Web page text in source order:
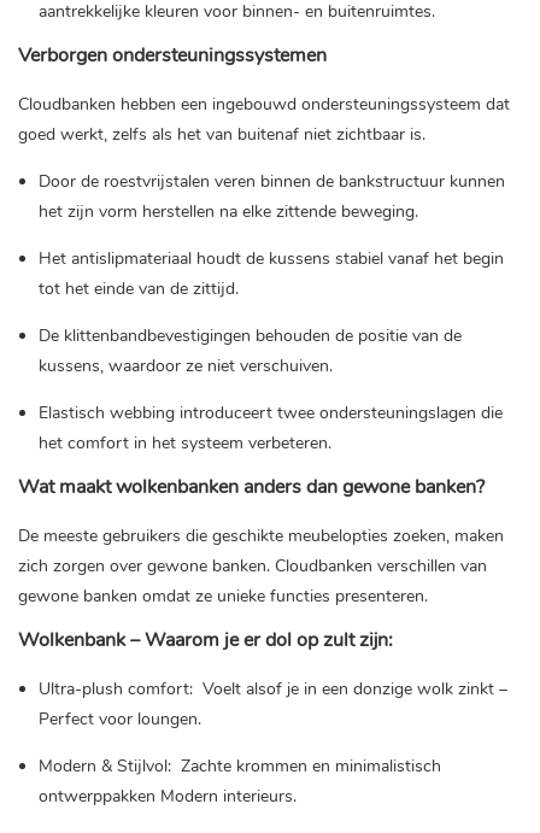
aantrekkelijke kleuren voor binnen- en buitenruimtes.
Verborgen ondersteuningssystemen
Cloudbanken hebben een ingebouwd ondersteuningssysteem dat
goed werkt, zelfs als het van buitenaf niet zichtbaar is.
Door de roestvrijstalen veren binnen de bankstructuur kunnen
het zijn vorm herstellen na elke zittende beweging.
Het antislipmateriaal houdt de kussens stabiel vanaf het begin
tot het einde van de zittijd.
De klittenbandbevestigingen behouden de positie van de
kussens, waardoor ze niet verschuiven.
Elastisch webbing introduceert twee ondersteuningslagen die
het comfort in het systeem verbeteren.
Wat maakt wolkenbanken anders dan gewone banken?
De meeste gebruikers die geschikte meubelopties zoeken, maken
zich zorgen over gewone banken. Cloudbanken verschillen van
gewone banken omdat ze unieke functies presenteren.
Wolkenbank – Waarom je er dol op zult zijn:
Ultra-plush comfort: Voelt alsof je in een donzige wolk zinkt –
Perfect voor loungen.
Modern & Stijlvol: Zachte krommen en minimalistisch
ontwerppakken Modern interieurs.